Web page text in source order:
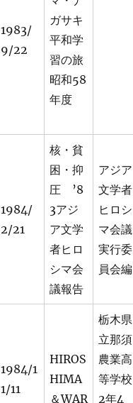
1983/
9/22
ガサキ
平和学
習の旅
昭和58
年度
1984/
2/21
核・貧
困・抑
圧 ’8
3アジ
ア文学
者ヒロ
シマ会
議報告
アジア
文学者
ヒロシ
マ会議
実行委
員会編
1984/1
1/11
HIROS
HIMA
＆WAR
栃木県
立那須
農業高
等学校
2年4